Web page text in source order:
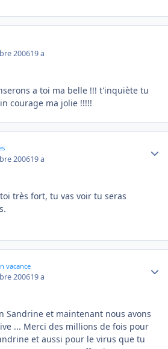
200619 a
a toi ma belle !!! t'inquiète tu
courage ma jolie !!!!!
200619 a
très fort, tu vas voir tu seras
vacance
200619 a
Sandrine et maintenant nous avons
... Merci des millions de fois pour
et aussi pour le virus que tu